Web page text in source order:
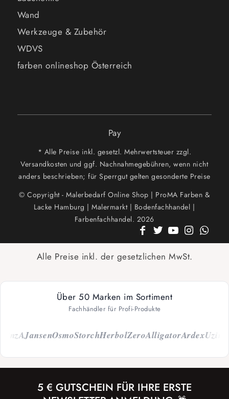
Wand
Werkzeuge & Zubehör
WDVS
farben onlineshop Österreich
Pay
* Alle Preise inkl. gesetzl. Mehrwertsteuer zzgl.
Versandkosten und ggf. Nachnahmegebühren, wenn nicht
anders beschrieben; für Sperrgut gelten gesonderte Preise
© Copyright - Malerbedarf Online Shop | ProMA Farben &
Lacke Hamburg | Malermarkt | Bodenfachhandel |
Farbenfachhandel. 2026
Alle Preise inkl. der gesetzlichen MwSt.
Über 50 Marken im Sortiment
Fachhändler für Profi-Produkte
JansenOsmoStorchHerbolZeroAlligatorArdexUzin
5 € GUTSCHEIN FÜR IHRE ERSTE